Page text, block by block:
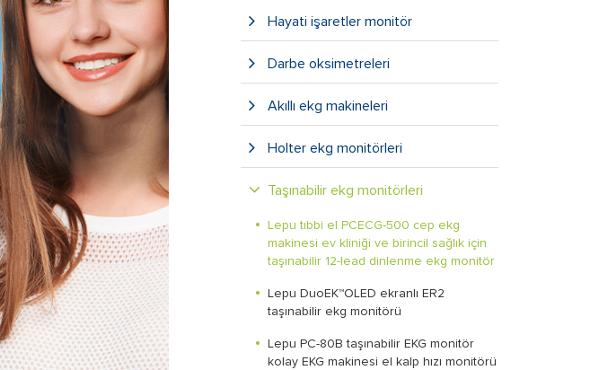
Hayati işaretler monitör
Darbe oksimetreleri
Akıllı ekg makineleri
Holter ekg monitörleri
Taşınabilir ekg monitörleri
Lepu tıbbi el PCECG-500 cep ekg
makinesi ev kliniği ve birincil sağlık için
taşınabilir 12-lead dinlenme ekg monitör
Lepu DuoEK™OLED ekranlı ER2
taşınabilir ekg monitörü
Lepu PC-80B taşınabilir EKG monitör
kolay EKG makinesi el kalp hızı monitörü